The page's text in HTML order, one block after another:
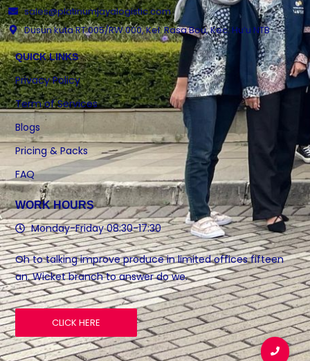
sales@platinumjayalogistic.com
Dusun kuta RT.005/RW.000, Kel. Rasa Bou, Kec. Hu’u NTB
QUICK LINKS
Privacy Policy
Term of Services
Blogs
Pricing & Packs
FAQ
WORK HOURS
Monday-Friday 08:30-17:30
Oh to talking improve produce in limited offices fifteen
an. Wicket branch to answer do we.
CLICK HERE